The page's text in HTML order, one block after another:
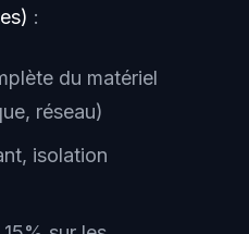
:
du matériel
réseau)
isolation